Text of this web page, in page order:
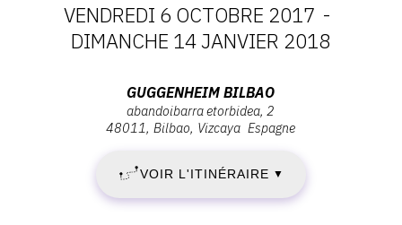
SUIVEZ-NOUS
FACEBOOK
PINTEREST
DATES
:
VENDREDI
6
OCTOBRE
VENDREDI 6 OCTOBRE 2017 -
DIMANCHE 14 JANVIER 2018
Guggenheim
Abandoibarra
GUGGENHEIM BILBAO
abandoibarra etorbidea, 2
48011 Bilbao Vizcaya Espagne
VOIR L'ITINÉRAIRE ▼